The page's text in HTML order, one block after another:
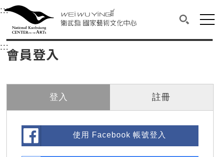
衛武營國家藝術文化中心
中央內容區塊，為本頁主要內容區。
:::選單連結區塊，此區塊列有本網站主要連結。
衛武營國家藝術文化中心
搜尋(開
網
::: 中央內容區塊，為本頁主要內容區。
會員登入
登入 註冊
使用 Facebook 帳號登入